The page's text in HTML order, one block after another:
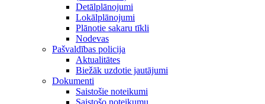
Detālplānojumi
Lokālplānojumi
Plānotie sakaru tīkli
Nodevas
Pašvaldības policija
Aktualitātes
Biežāk uzdotie jautājumi
Dokumenti
Saistošie noteikumi